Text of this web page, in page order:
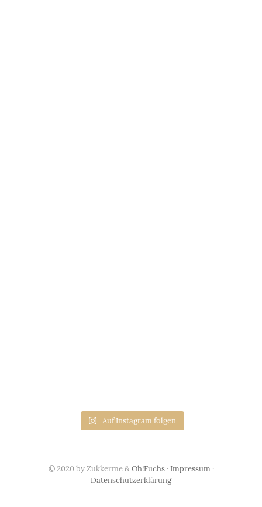
Auf Instagram folgen
© 2020 by Zukkerme &Oh!Fuchs· Impressum ·
Datenschutzerklärung